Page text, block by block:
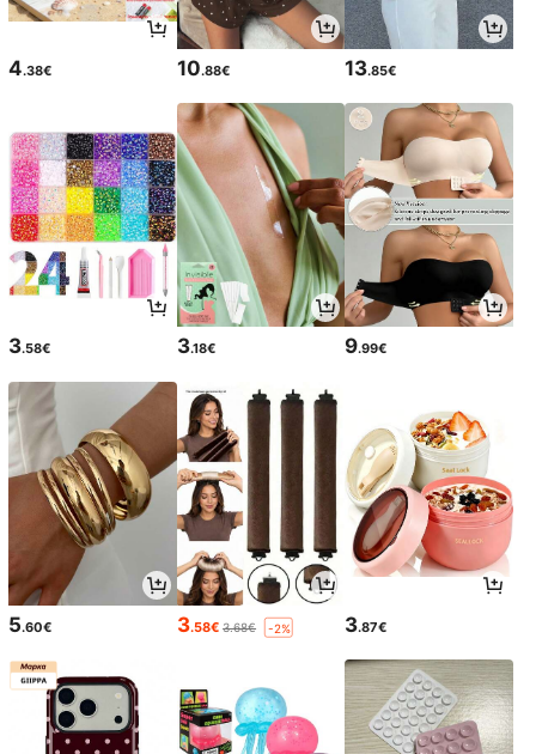
4.38€ 10.88€ 13.85€
3.58€ 3.18€ 9.99€
5.60€ 3.58€ 3.68€ -2% 3.87€